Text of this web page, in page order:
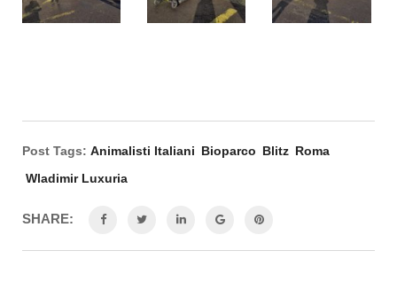
Post Tags: Animalisti Italiani Bioparco Blitz Roma
Wladimir Luxuria
SHARE: